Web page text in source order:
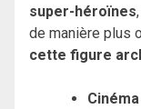
super-héroïnes
de manière plus
cette figure